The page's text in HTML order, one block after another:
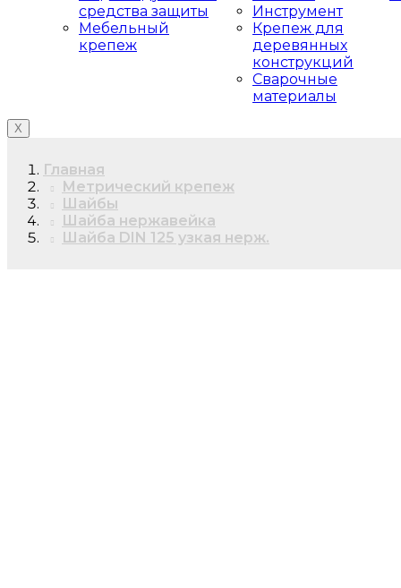
средства защиты
Мебельный
крепеж
Инструмент
Крепеж для
деревянных
конструкций
Сварочные
материалы
X
Главная
Метрический крепеж
Шайбы
Шайба нержавейка
Шайба DIN 125 узкая нерж.